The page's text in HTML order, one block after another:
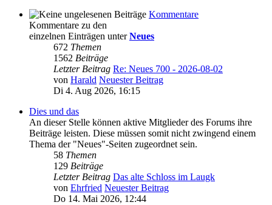
Kommentare
Kommentare zu den
einzelnen Einträgen unterNeues
672 Themen
1562 Beiträge
Letzter Beitrag Re: Neues 700 - 2026-08-02
von Harald Neuester Beitrag
Di 4. Aug 2026, 16:15
Dies und das
An dieser Stelle können aktive Mitglieder des Forums ihre
Beiträge leisten. Diese müssen somit nicht zwingend einem
Thema der "Neues"-Seiten zugeordnet sein.
58 Themen
129 Beiträge
Letzter Beitrag Das alte Schloss im Laugk
von Ehrfried Neuester Beitrag
Do 14. Mai 2026, 12:44